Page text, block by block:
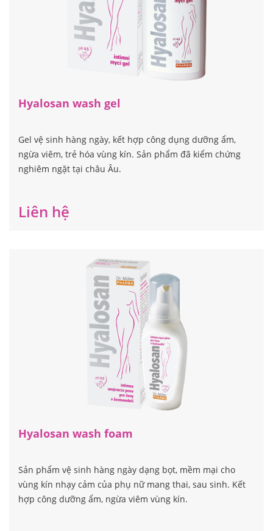
Hyalosan wash gel
Gel vệ sinh hàng ngày, kết hợp công dụng dưỡng ẩm,
ngừa viêm, trẻ hóa vùng kín. Sản phẩm đã kiểm chứng
nghiêm ngặt tại châu Âu.
Liên hệ
Hyalosan wash foam
Sản phẩm vệ sinh hàng ngày dạng bọt, mềm mại cho
vùng kín nhạy cảm của phụ nữ mang thai, sau sinh. Kết
hợp công dưỡng ẩm, ngừa viêm vùng kín.